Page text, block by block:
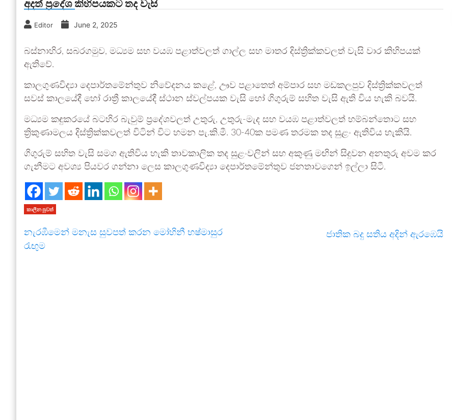
අදත් ප්‍රදේශ කිහිපයකට තද වැසි
Editor June 2, 2025
බස්නාහිර, සබරගමුව, මධ්‍යම සහ වයඹ පළාත්වලත් ගාල්ල සහ මාතර දිස්ත්‍රික්කවලත් වැසි වාර කිහිපයක්
ඇතිවේ.
කාලගුණවිද්‍යා දෙපාර්තමේන්තුව නිවේදනය කළේ, ඌව පළාතෙත් අම්පාර සහ මඩකලපුව දිස්ත්‍රික්කවලත්
සවස් කාලයේදී හෝ රාත්‍රී කාලයේදී ස්ථාන ස්වල්පයක වැසි හෝ ගිගුරුම් සහිත වැසි ඇති විය හැකි බවයි.
මධ්‍යම කඳුකරයේ බටහිර බැවුම් ප්‍රදේශවලත් උතුරු, උතුරු-මැද සහ වයඹ පළාත්වලත් හම්බන්තොට සහ
ත්‍රිකුණාමලය දිස්ත්‍රික්කවලත් විටින් විට හමන පැ.කි.මී. 30-40ක පමණ තරමක තද සුළං ඇතිවිය හැකියි.
ගිගුරුම් සහිත වැසි සමග ඇතිවිය හැකි තාවකාලික තද සුළංවලින් සහ අකුණු මඟින් සිදුවන අනතුරු අවම කර
ගැනීමට අවශ්‍ය පියවර ගන්නා ලෙස කාලගුණවිද්‍යා දෙපාර්තමේන්තුව ජනතාවගෙන් ඉල්ලා සිටී.
කාලීන පුවත්
නැරඹීමෙන් මනැස සුවපත් කරන මෝහිනී භෂ්මාසුර
රැඟුම
ජාතික බදු සතිය අදින් ඇරඹෙයි